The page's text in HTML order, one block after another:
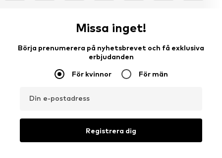
Missa inget!
Börja prenumerera på nyhetsbrevet och få exklusiva
erbjudanden
För kvinnor För män
Din e-postadress
Registrera dig